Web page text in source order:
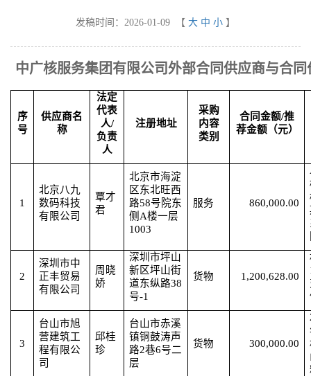
发稿时间： 2026-01-09 【 大 中 小 】
中广核服务集团有限公司外部合同供应商与合
序
号
供应商名
称
法定
代表
人/
负责
人
注册地址
采购
内容
类别
合同金额/推
荐金额（元）
1
北京八九
数码科技
有限公司
覃才
君
北京市海淀
区东北旺西
路58号院东
侧A楼一层
1003
服务 860,000.00
2
深圳市中
正丰贸易
有限公司
周晓
娇
深圳市坪山
新区坪山街
道东纵路38
号-1
货物 1,200,628.00
3
台山市旭
营建筑工
程有限公
司
邱桂
珍
台山市赤溪
镇铜鼓涛声
路2巷6号二
层
货物 300,000.00